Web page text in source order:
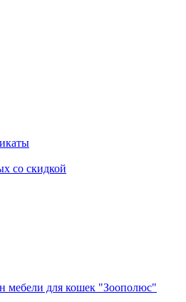
со скидкой
мебели для кошек "Зоополюс"